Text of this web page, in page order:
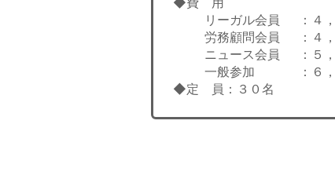
リーガル会員
：４
労務顧問会員
：４
ニュース会員
：５
一般参加
：６
◆定 員：３０名